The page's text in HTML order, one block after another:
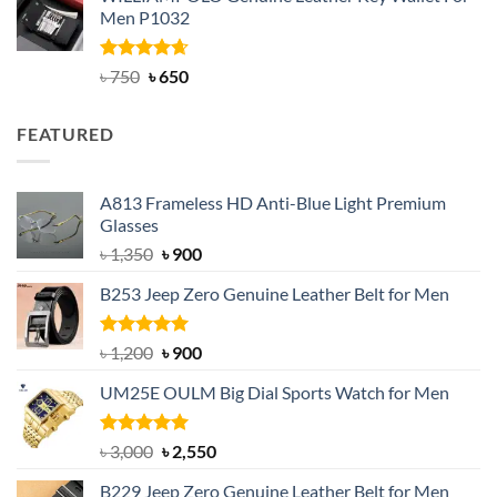
৳ 950.৳ 699.
Men P1032
Rated4.63
৳750 Original
৳650Current
FEATURED
A813 Frameless HD Anti-Blue Light Premium
Glasses
৳1,350 Original
was:
৳ 1,350.
৳900Current
is:
B253 Jeep Zero Genuine Leather Belt for Men
Rated5.00
out of 5
৳1,200 Original
was:
৳ 1,200.
৳900Current
is:
UM25E OULM Big Dial Sports Watch for Men
Rated5.00
out of 5
৳3,000 Original
৳2,550Current
B229 Jeep Zero Genuine Leather Belt for Men